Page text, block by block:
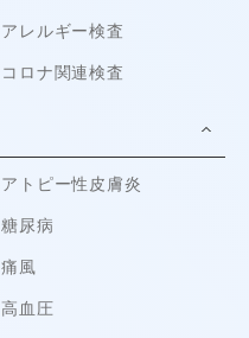
アレルギー検査
コロナ関連検査
アトピー性皮膚炎
糖尿病
痛風
高血圧